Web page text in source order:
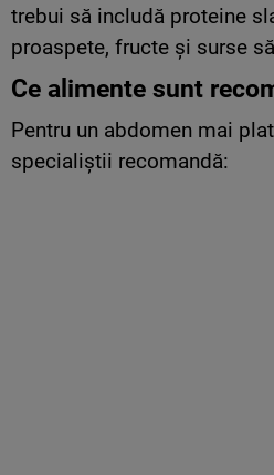
trebui să includă proteine
proaspete, fructe și surse
Ce alimente sunt
Pentru un abdomen mai
specialiștii recomandă: